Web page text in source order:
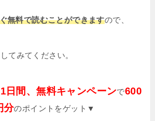
無料で読むことができますので、
てみてください。
日間、無料キャンペーンで600
分のポイントをゲット▼